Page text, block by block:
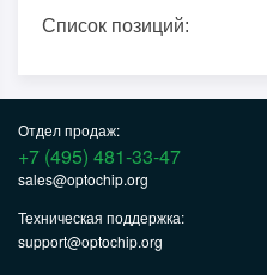
Список позиций:
Отдел продаж:
+7 (495) 481-33-47
sales@optochip.org
Техническая поддержка:
support@optochip.org